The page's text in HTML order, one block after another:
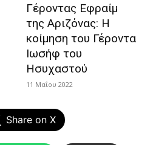
Γέροντας Εφραίμ
της Αριζόνας: Η
κοίμηση του Γέροντα
Ιωσήφ του
Ησυχαστού
11 Μαΐου 2022
Share on X